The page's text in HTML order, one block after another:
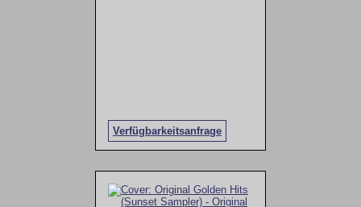
Verfügbarkeitsanfrage